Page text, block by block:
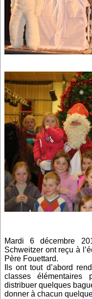
Mardi 6 décembre
Schweitzer ont reçu à
Père Fouettard.
Ils ont tout d’abord
classes élémentaires
distribuer quelques
donner à chacun